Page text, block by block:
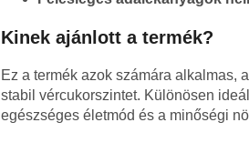
Kinek ajánlott a termék?
Ez a termék azok számára alkalmas,
stabil vércukorszintet. Különösen
egészséges életmód és a minőségi